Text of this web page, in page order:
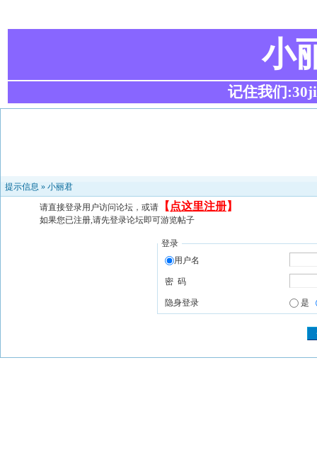
小
记住我们
提示信息 » 小丽君
请直接登录用户访问论坛，或请 【 点这里注册】
如果您已注册,请先登录论坛即可游览帖子
登录
用户名
密 码
隐身登录 是